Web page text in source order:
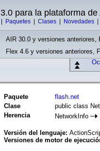
3.0 para la plataforma de
Paquetes Clases Novedades
AIR 30.0 y versiones anteriores,
Flex 4.6 y versiones anteriores,
Paquete
flash.net
Clase
public class
Herencia
NetworkInfo
Versión del lenguaje:
Versiones de motor de